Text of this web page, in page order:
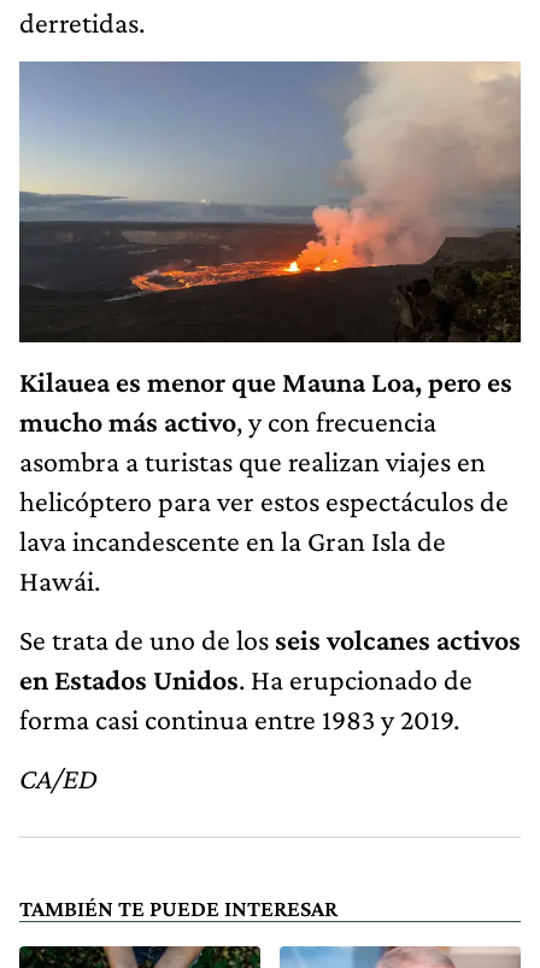
derretidas.
Kilauea es menor que Mauna Loa, pero es
mucho más activo, y con frecuencia
asombra a turistas que realizan viajes en
helicóptero para ver estos espectáculos de
lava incandescente en la Gran Isla de
Hawái.
Se trata de uno de los seis volcanes activos
en Estados Unidos. Ha erupcionado de
forma casi continua entre 1983 y 2019.
CA/ED
TAMBIÉN TE PUEDE INTERESAR